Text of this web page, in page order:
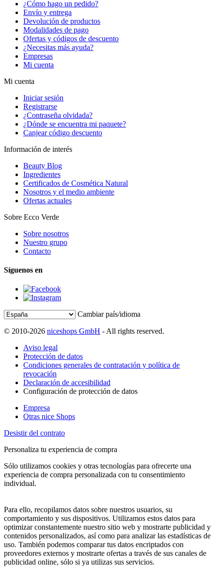
¿Cómo hago un pedido?
Envío y entrega
Devolución de productos
Modalidades de pago
Ofertas y códigos de descuento
¿Necesitas más ayuda?
Empresas
Mi cuenta
Mi cuenta
Iniciar sesión
Registrarse
¿Contraseña olvidada?
¿Dónde se encuentra mi paquete?
Canjear código descuento
Información de interés
Beauty Blog
Ingredientes
Certificados de Cosmética Natural
Nosotros y el medio ambiente
Ofertas actuales
Sobre Ecco Verde
Sobre nosotros
Nuestro grupo
Contacto
Síguenos en
Cambiar país/idioma
© 2010-2026 niceshops GmbH - All rights reserved.
Aviso legal
Protección de datos
Condiciones generales de contratación y política de
revocación
Declaración de accesibilidad
Configuración de protección de datos
Empresa
Otras nice Shops
Desistir del contrato
Personaliza tu experiencia de compra
Sólo utilizamos cookies y otras tecnologías para ofrecerte una
experiencia de compra personalizada con tu consentimiento
individual.
Para ello, recopilamos datos sobre nuestros usuarios, su
comportamiento y sus dispositivos. Utilizamos estos datos para
optimizar constantemente nuestro sitio web y mostrarte publicidad y
contenidos personalizados, así como para analizar las estadísticas de
uso. También podemos comparar tus datos encriptados con
proveedores externos y mostrarte ofertas a través de sus canales de
publicidad online, sólo si ya utilizas sus servicios.